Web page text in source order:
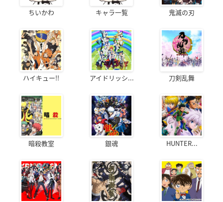
ちいかわ キャラ一覧 鬼滅の刃
ハイキュー!! アイドリッシ... 刀剣乱舞
暗殺教室 銀魂 HUNTER...